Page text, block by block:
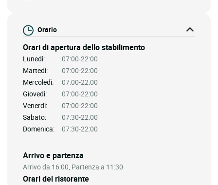
Orario
Orari di apertura dello stabilimento
Lunedì:
07:00-22:00
Martedì:
07:00-22:00
Mercoledì:
07:00-22:00
Giovedì:
07:00-22:00
Venerdì:
07:00-22:00
Sabato:
07:30-22:00
Domenica:
07:30-22:00
Arrivo e partenza
Arrivo da 16:00, Partenza a 11:30
Orari del ristorante